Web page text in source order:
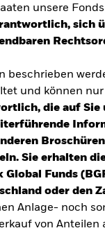
unsere
sich
beschrieben
und können
die auf Sie
Sie erhalten
Funds
oder den
Anlage- noch
von Anteilen